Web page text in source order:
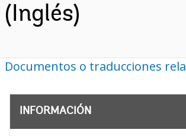
(Inglés)
Documentos o traducciones
INFORMACIÓN